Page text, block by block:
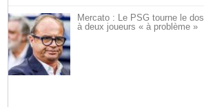
Mercato : Le PSG tourne le dos
à deux joueurs « à problème »